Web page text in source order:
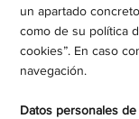
un apartado
como de su política
cookies”. En caso
navegación.​
Datos personales